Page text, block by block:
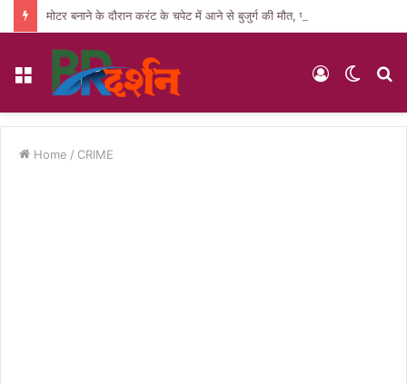
मोटर बनाने के दौरान करंट के चपेट में आने से बुजुर्ग की मौत, पसरा मातम
Menu
Switch
Log
Home / CRIME